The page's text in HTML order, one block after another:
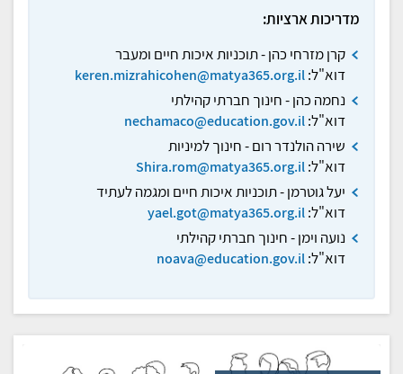
מדריכות ארציות:
קרן מזרחי כהן -תוכניות איכות חיים ומעבר
דוא"ל:keren.mizrahicohen@matya365.org.il
נחמה כהן -חינוך חברתי קהילתי
דוא"ל:nechamaco@education.gov.il
שירה הולנדר רום - חינוך למיניות
דוא"ל:Shira.rom@matya365.org.il
יעל גוטרמן - תוכניות איכות חיים ומגמה לעתיד
דוא"ל:yael.got@matya365.org.il
נועה וימן - חינוך חברתי קהילתי
דוא"ל:noava@education.gov.il